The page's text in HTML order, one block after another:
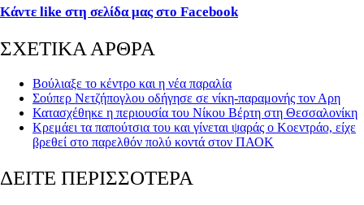
Κάντε like στη σελίδα μας στο Facebook
ΣΧΕΤΙΚΑ ΑΡΘΡΑ
Βούλιαξε το κέντρο και η νέα παραλία
Σούπερ Νετζήπογλου οδήγησε σε νίκη-παραμονής τον Αρη
Κατασχέθηκε η περιουσία του Νίκου Βέρτη στη Θεσσαλονίκη
Κρεμάει τα παπούτσια του και γίνεται ψαράς ο Κοεντράο, είχε
βρεθεί στο παρελθόν πολύ κοντά στον ΠΑΟΚ
ΔΕΙΤΕ ΠΕΡΙΣΣΟΤΕΡΑ